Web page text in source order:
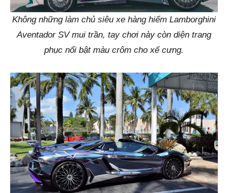
Không những làm chủ siêu xe hàng hiếm Lamborghini
Aventador SV mui trần, tay chơi này còn diện trang
phục nổi bật màu crôm cho xế cưng.